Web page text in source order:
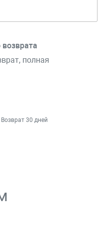
возврата
полная
Возврат 30 дней